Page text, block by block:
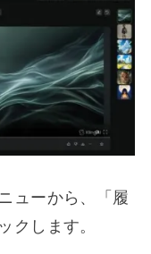
ューから、「履
します。